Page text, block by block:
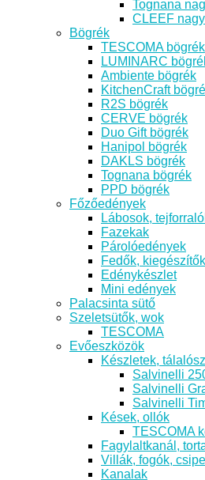
Tognana
CLEEF
Bögrék
TESCOMA bögrék
LUMINARC
Ambiente bögrék
KitchenCraft
R2S bögrék
CERVE bögrék
Duo Gift bögrék
Hanipol bögrék
DAKLS bögrék
Tognana bögrék
PPD bögrék
Főzőedények
Lábosok,
Fazekak
Párolóedények
Fedők, kiegészítők
Edénykészlet
Mini edények
Palacsinta sütő
Szeletsütők, wok
TESCOMA
Evőeszközök
Készletek,
Salvinelli
Salvinelli
Salvinelli
Kések, ollók
TESCOMA
Fagylaltkanál,
Villák, fogók,
Kanalak